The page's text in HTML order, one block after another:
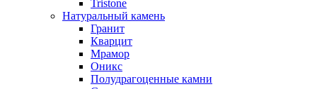
Tristone
Натуральный камень
Гранит
Кварцит
Мрамор
Оникс
Полудрагоценные камни